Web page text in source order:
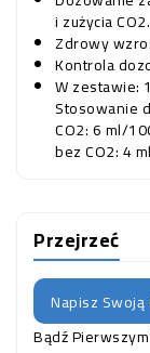
i zużycia CO2.
Zdrowy
Kontrola
W zestawie:
Stosowanie
CO2: 6 ml/
bez CO2: 4
Przejrzeć
Napisz
Bądź